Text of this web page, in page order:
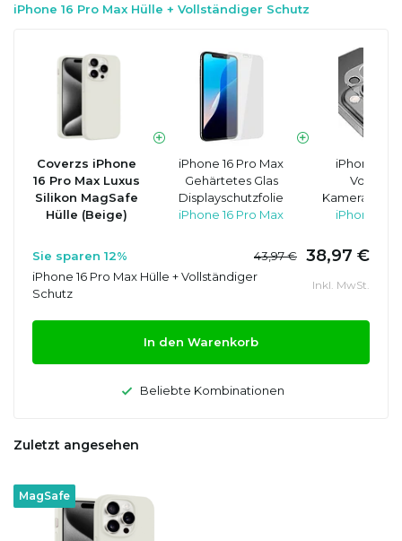
iPhone 16 Pro Max Hülle + Vollständiger Schutz
Coverzs iPhone
16 Pro Max Luxus
Silikon MagSafe
Hülle (Beige)
iPhone 16 Pro Max
Gehärtetes Glas
Displayschutzfolie
iPhone 16 Pro Max
iPhone 16
iPhone 16
Sie sparen 12% 43,97 € 38,97 €
iPhone 16 Pro Max Hülle + Vollständiger
Schutz
Inkl. MwSt.
In den Warenkorb
Beliebte Kombinationen
Zuletzt angesehen
MagSafe